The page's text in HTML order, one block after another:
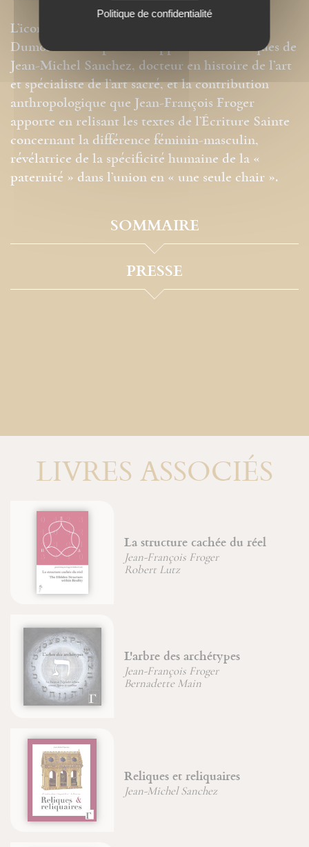
L’iconographie exceptionnelle de Jean-Paul
Dumontier complète les approches historiques de
Jean-Michel Sanchez, docteur en histoire de l’art
et spécialiste de l’art sacré, et la contribution
anthropologique que Jean-François Froger
apporte en relisant les textes de l’Écriture Sainte
concernant la différence féminin-masculin,
révélatrice de la spécificité humaine de la «
paternité » dans l’union en « une seule chair ».
SOMMAIRE
PRESSE
LIVRES ASSOCIÉS
structure cachée du réel
François Froger
Lutz
des archétypes
François Froger
Main
et reliquaires
Michel Sanchez
Politique de confidentialité